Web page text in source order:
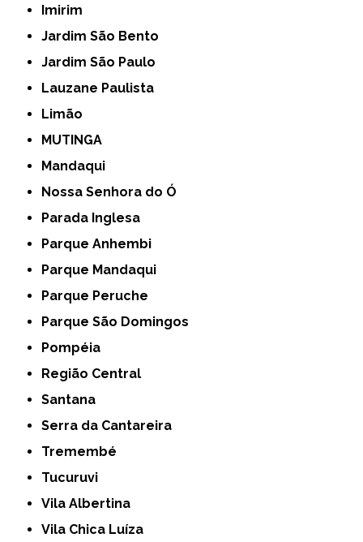
Imirim
Jardim São Bento
Jardim São Paulo
Lauzane Paulista
Limão
MUTINGA
Mandaqui
Nossa Senhora do Ó
Parada Inglesa
Parque Anhembi
Parque Mandaqui
Parque Peruche
Parque São Domingos
Pompéia
Região Central
Santana
Serra da Cantareira
Tremembé
Tucuruvi
Vila Albertina
Vila Chica Luíza